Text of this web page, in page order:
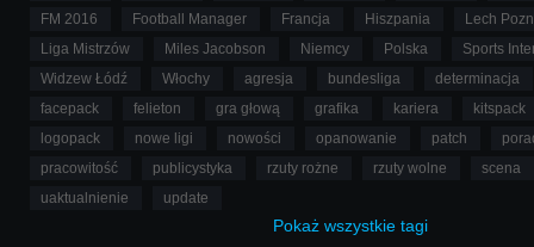
FM 2016
Football Manager Francja Hiszpania
Lech
Liga Mistrzów
Miles Jacobson Niemcy Polska
Sports
Widzew Łódź
Włochy agresja bundesliga
determinacja
facepack
felieton gra głową grafika kariera
kitspack
logopack
nowe ligi nowości opanowanie patch
pracowitość
publicystyka rzuty rożne rzuty wolne
scena
uaktualnienie
update
Pokaż wszystkie tagi